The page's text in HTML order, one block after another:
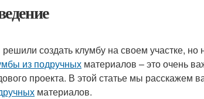
создать клумбу на своем участке,
из подручных материалов – это очень
проекта. В этой статье мы расскажем
материалов.